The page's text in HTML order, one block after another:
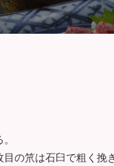
目の笊は石臼で粗く挽